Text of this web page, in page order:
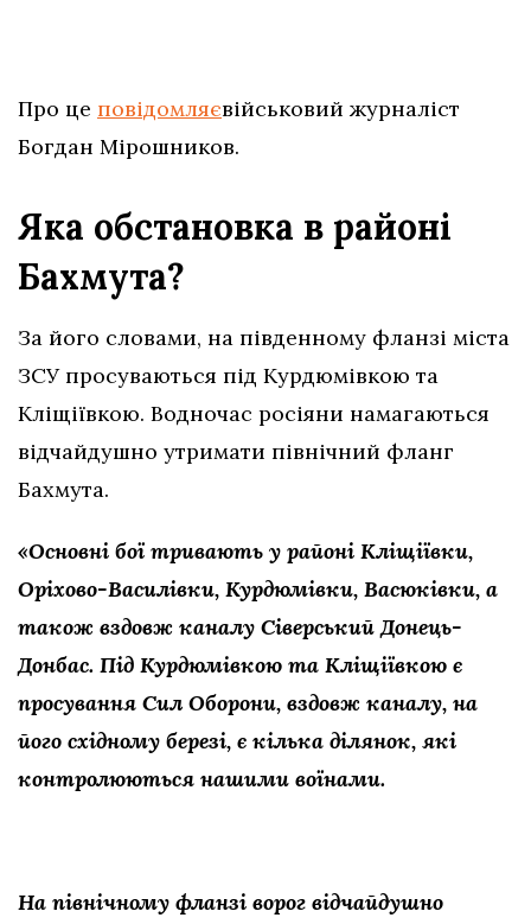
Про це повідомляєвійськовий журналіст
Богдан Мірошников.
Яка обстановка в районі
Бахмута?
За його словами, на південному фланзі міста
ЗСУ просуваються під Курдюмівкою та
Кліщіївкою. Водночас росіяни намагаються
відчайдушно утримати північний фланг
Бахмута.
«Основні бої тривають у районі Кліщіївки,
Оріхово-Василівки, Курдюмівки, Васюківки, а
також вздовж каналу Сіверський Донець-
Донбас. Під Курдюмівкою та Кліщіївкою є
просування Сил Оборони, вздовж каналу, на
його східному березі, є кілька ділянок, які
контролюються нашими воїнами.
На північному фланзі ворог відчайдушно